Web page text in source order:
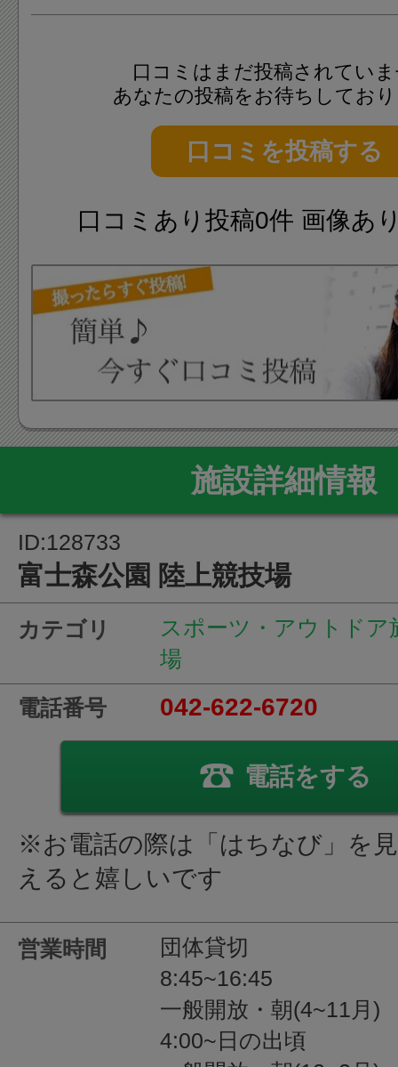
口コミはまだ投稿されてい
あなたの投稿をお待ちしてお
口コミを投稿する
口コミあり投稿0件 画像あ
施設詳細情報
ID:128733
富士森公園 陸上競技場
カテゴリ
スポーツ・アウトドア
場
電話番号
042-622-6720
電話をする
※お電話の際は「はちなび」を
えると嬉しいです
営業時間
団体貸切
8:45~16:45
一般開放・朝(4~11月)
4:00~日の出頃